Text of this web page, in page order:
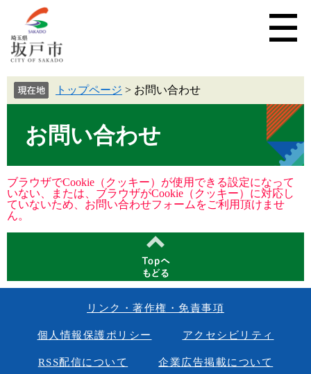
トップページ > お問い合わせ
お問い合わせ
ブラウザでCookie（クッキー）が使用できる設定になって
いない、または、ブラウザがCookie（クッキー）に対応し
ていないため、お問い合わせフォームをご利用頂けませ
ん。
リンク・著作権・免責事項
個人情報保護ポリシー アクセシビリティ
RSS配信について 企業広告掲載について